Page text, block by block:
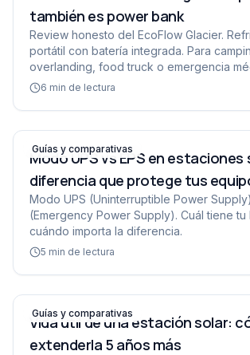
también es power bank
Review honesto del EcoFlow Glacier.
portátil con batería integrada. Para
overlanding, food truck o emergencia
6 min de lectura
Modo UPS vs EPS en estaciones
Guías y comparativas
Modo UPS vs EPS en estaciones
diferencia que protege tus
Modo UPS (Uninterruptible Power
(Emergency Power Supply). Cuál tiene tu
cuándo importa la diferencia.
5 min de lectura
Vida útil de una estación solar: cómo
Guías y comparativas
Vida útil de una estación solar:
extenderla 5 años más